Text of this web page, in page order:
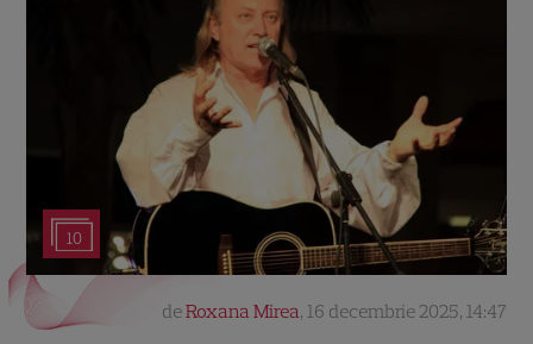
10
deRoxana Mirea, 16 decembrie 2025, 14:47